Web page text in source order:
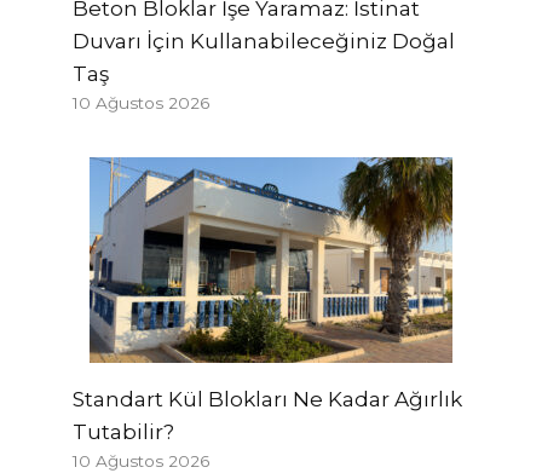
Beton Bloklar İşe Yaramaz: İstinat
Duvarı İçin Kullanabileceğiniz Doğal
Taş
10 Ağustos 2026
Standart Kül Blokları Ne Kadar Ağırlık
Tutabilir?
10 Ağustos 2026